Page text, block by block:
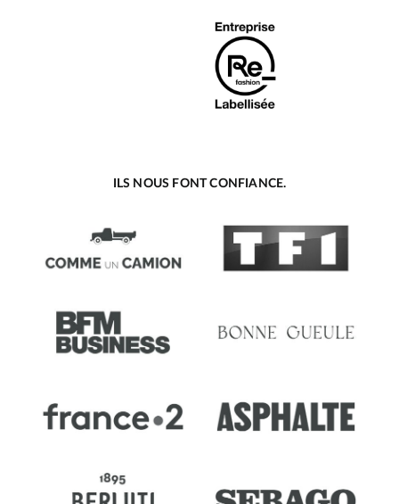
ILS NOUS FONT CONFIANCE.